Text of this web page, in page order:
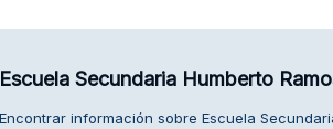
Escuela Secundaria Humberto
Encontrar información sobre Escuela